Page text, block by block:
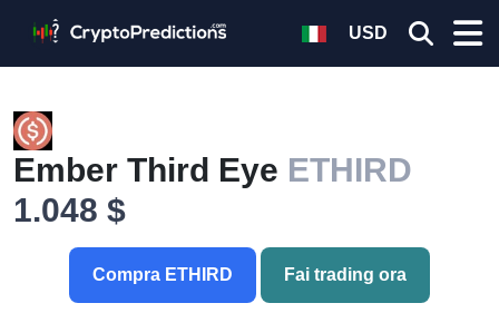
USD
Ember Third Eye ETHIRD
1.048 $
Compra ETHIRD Fai trading ora